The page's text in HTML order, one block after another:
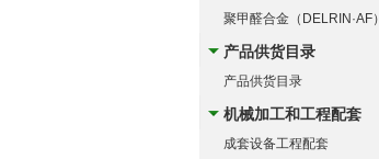
聚甲醛合金（DELRIN·AF）
产品供货目录
产品供货目录
机械加工和工程配套
成套设备工程配套